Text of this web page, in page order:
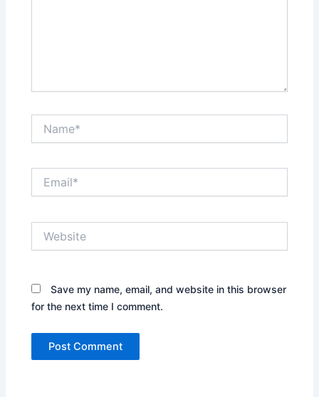
Save my name, email, and website in this browser
for the next time I comment.